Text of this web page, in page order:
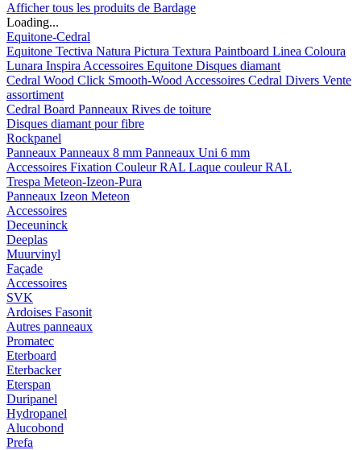
Afficher tous les produits de Bardage
Loading...
Equitone-Cedral
Equitone Tectiva Natura Pictura Textura Paintboard Linea Coloura
Lunara Inspira Accessoires Equitone Disques diamant
Cedral Wood Click Smooth-Wood Accessoires Cedral Divers Vente
assortiment
Cedral Board Panneaux Rives de toiture
Disques diamant pour fibre
Rockpanel
Panneaux Panneaux 8 mm Panneaux Uni 6 mm
Accessoires Fixation Couleur RAL Laque couleur RAL
Trespa Meteon-Izeon-Pura
Panneaux Izeon Meteon
Accessoires
Deceuninck
Deeplas
Muurvinyl
Façade
Accessoires
SVK
Ardoises Fasonit
Autres panneaux
Promatec
Eterboard
Eterbacker
Eterspan
Duripanel
Hydropanel
Alucobond
Prefa